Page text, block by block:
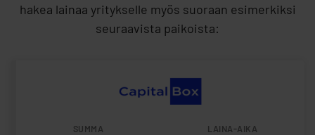
hakea lainaa yritykselle myös suoraan esimerkiksi
seuraavista paikoista: